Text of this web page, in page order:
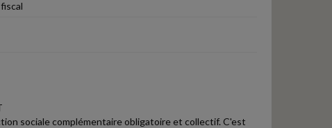
sociale complémentaire obligatoire et collectif. C'est